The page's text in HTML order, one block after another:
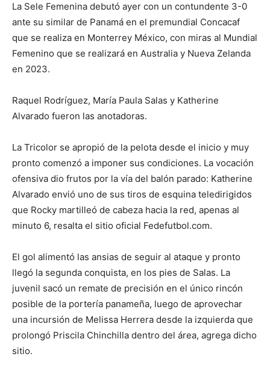
La Sele Femenina debutó ayer con un contundente 3-0
ante su similar de Panamá en el premundial Concacaf
que se realiza en Monterrey México, con miras al Mundial
Femenino que se realizará en Australia y Nueva Zelanda
en 2023.
Raquel Rodríguez, María Paula Salas y Katherine
Alvarado fueron las anotadoras.
La Tricolor se apropió de la pelota desde el inicio y muy
pronto comenzó a imponer sus condiciones. La vocación
ofensiva dio frutos por la vía del balón parado: Katherine
Alvarado envió uno de sus tiros de esquina teledirigidos
que Rocky martilleó de cabeza hacia la red, apenas al
minuto 6, resalta el sitio oficial Fedefutbol.com.
El gol alimentó las ansias de seguir al ataque y pronto
llegó la segunda conquista, en los pies de Salas. La
juvenil sacó un remate de precisión en el único rincón
posible de la portería panameña, luego de aprovechar
una incursión de Melissa Herrera desde la izquierda que
prolongó Priscila Chinchilla dentro del área, agrega dicho
sitio.